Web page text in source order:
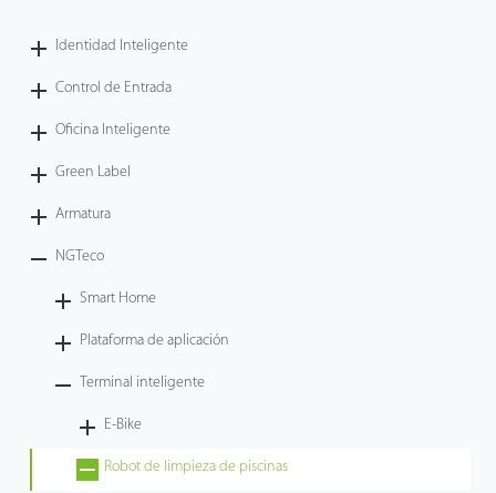
Armatura
NGTeco
Tecnología
Soporte
Identidad Inteligente
Control de Entrada
Oficina Inteligente
Green Label
Armatura
NGTeco
Smart Home
Plataforma de aplicación
Terminal inteligente
E-Bike
Robot de limpieza de piscinas